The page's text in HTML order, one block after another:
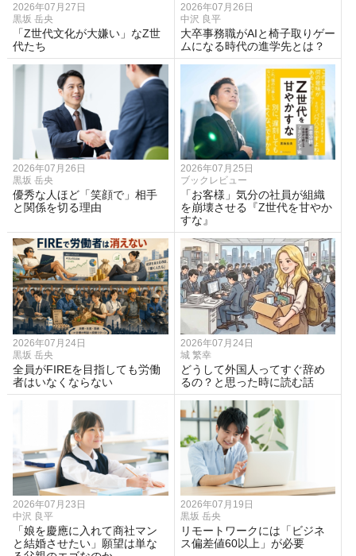
2026年07月27日
黒坂 岳央
「Z世代文化が大嫌い」なZ世
代たち
2026年07月26日
中沢 良平
大卒事務職がAIと椅子取りゲー
ムになる時代の進学先とは？
2026年07月26日
黒坂 岳央
優秀な人ほど「笑顔で」相手
と関係を切る理由
2026年07月25日
ブックレビュー
「お客様」気分の社員が組織
を崩壊させる『Z世代を甘やか
すな』
2026年07月24日
黒坂 岳央
全員がFIREを目指しても労働
者はいなくならない
2026年07月24日
城 繁幸
どうして外国人ってすぐ辞め
るの？と思った時に読む話
2026年07月23日
中沢 良平
「娘を慶應に入れて商社マン
と結婚させたい」願望は単な
2026年07月19日
黒坂 岳央
リモートワークには「ビジネ
ス偏差値60以上」が必要